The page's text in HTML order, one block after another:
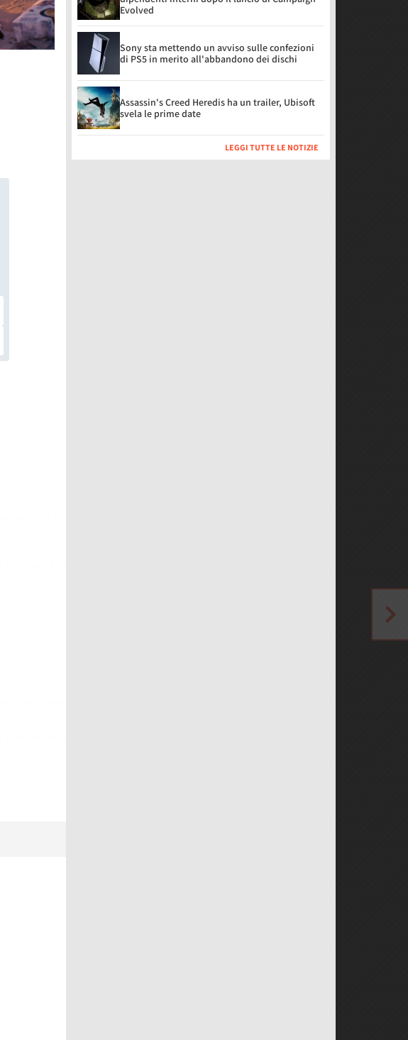
Evolved
Sony sta mettendo un avviso sulle confezioni
di PS5 in merito all'abbandono dei dischi
Assassin's Creed Heredis ha un trailer, Ubisoft
svela le prime date
LEGGI TUTTE LE NOTIZIE